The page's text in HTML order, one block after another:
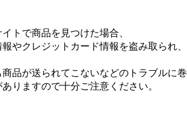
トで商品を見つけた場合、
やクレジットカード情報を盗み取られ、
品が送られてこないなどのトラブルに巻
りますので十分ご注意ください。